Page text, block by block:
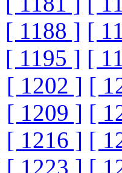
[ 1188 ] [
[ 1195 ] [
[ 1202 ] [
[ 1209 ] [
[ 1216 ] [
[ 1223 ] [